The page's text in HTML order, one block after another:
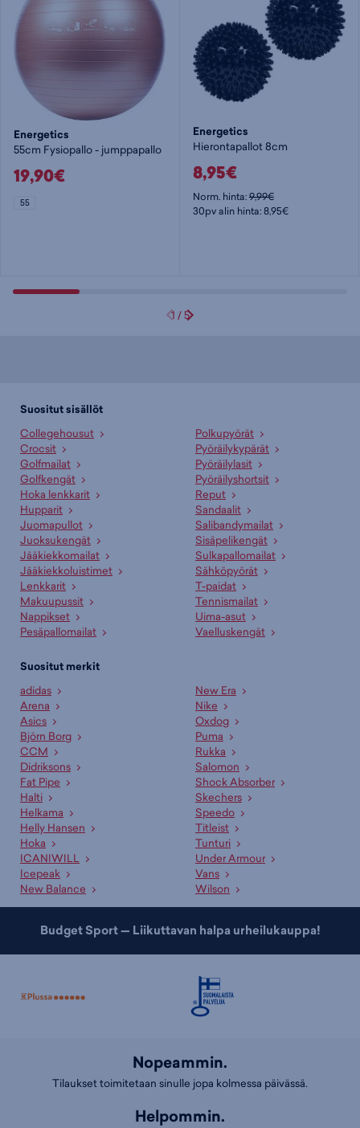
Energetics
55cm Fysiopallo - jumppapallo
19,90€
55
Energetics
Hierontapallot 8cm
8,95€
Norm. hinta:9,99€
30pv alin hinta: 8,95€
1 /5
Suositut sisällöt
Collegehousut
Crocsit
Golfmailat
Golfkengät
Hoka lenkkarit
Hupparit
Juomapullot
Juoksukengät
Jääkiekkomailat
Jääkiekkoluistimet
Lenkkarit
Makuupussit
Nappikset
Pesäpallomailat
Polkupyörät
Pyöräilykypärät
Pyöräilylasit
Pyöräilyshortsit
Reput
Sandaalit
Salibandymailat
Sisäpelikengät
Sulkapallomailat
Sähköpyörät
T-paidat
Tennismailat
Uima-asut
Vaelluskengät
Suositut merkit
adidas
Arena
Asics
Björn Borg
CCM
Didriksons
Fat Pipe
Halti
Helkama
Helly Hansen
Hoka
ICANIWILL
Icepeak
New Balance
New Era
Nike
Oxdog
Puma
Rukka
Salomon
Shock Absorber
Skechers
Speedo
Titleist
Tunturi
Under Armour
Vans
Wilson
Budget Sport — Liikuttavan halpa urheilukauppa!
Nopeammin.
Tilaukset toimitetaan sinulle jopa kolmessa päivässä.
Helpommin.